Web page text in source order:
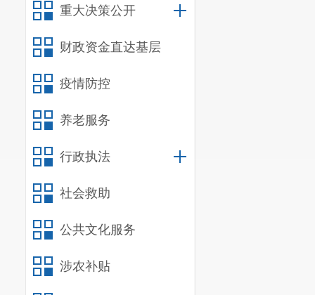
重大决策公开
财政资金直达基层
疫情防控
养老服务
行政执法
社会救助
公共文化服务
涉农补贴